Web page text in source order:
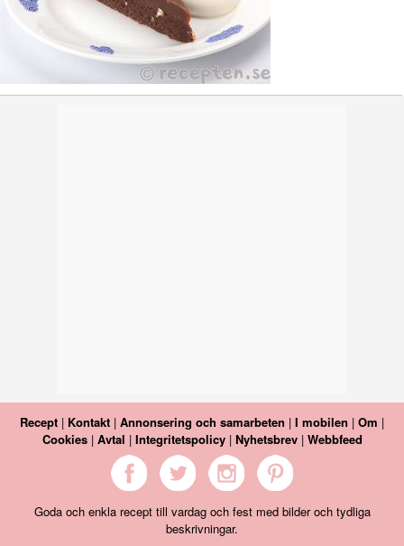
Recept | Kontakt | Annonsering och samarbeten | I mobilen | Om |
Cookies| Avtal | Integritetspolicy| Nyhetsbrev| Webbfeed
Goda och enkla recept till vardag och fest med bilder och tydliga
beskrivningar.